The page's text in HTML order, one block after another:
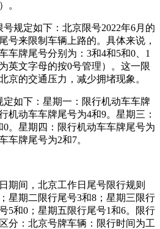
。
规定如下：北京限号2022年6月的
号来限制车辆上路的。具体来说，
车牌尾号分别为：3和4和5和0、1
英文字母的按0号管理）。这一限
京的交通压力，减少拥堵现象。
定如下：星期一：限行机动车车牌
机动车车牌尾号为4和9。星期三：
。星期四：限行机动车车牌尾号为
车牌尾号为2和7。
期间，北京工作日尾号限行规则
星期二限行尾号3和8；星期三限行
5和0；星期五限行尾号1和6。限行
分：北京号牌车辆：限行时间为工